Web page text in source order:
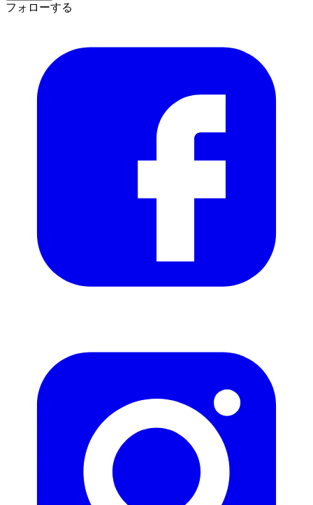
フォローする